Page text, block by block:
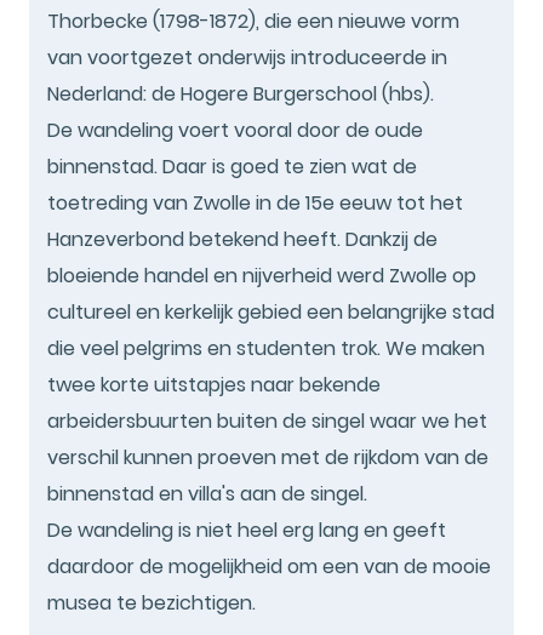
Thorbecke (1798-1872), die een nieuwe vorm
van voortgezet onderwijs introduceerde in
Nederland: de Hogere Burgerschool (hbs).
De wandeling voert vooral door de oude
binnenstad. Daar is goed te zien wat de
toetreding van Zwolle in de 15e eeuw tot het
Hanzeverbond betekend heeft. Dankzij de
bloeiende handel en nijverheid werd Zwolle op
cultureel en kerkelijk gebied een belangrijke stad
die veel pelgrims en studenten trok. We maken
twee korte uitstapjes naar bekende
arbeidersbuurten buiten de singel waar we het
verschil kunnen proeven met de rijkdom van de
binnenstad en villa's aan de singel.
De wandeling is niet heel erg lang en geeft
daardoor de mogelijkheid om een van de mooie
musea te bezichtigen.